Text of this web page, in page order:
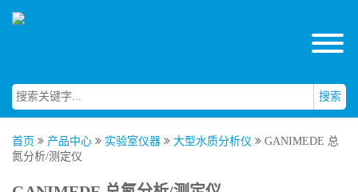
搜索
首页 产品中心 实验室仪器 大型水质分析仪
GANIMEDE 总
氮分析/测定仪